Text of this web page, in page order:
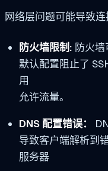
网络层问题可能导致连
防火墙限制: 防火墙
默认配置阻止了
用
允许流量。
DNS 配置错误：
导致客户端解析到
服务器